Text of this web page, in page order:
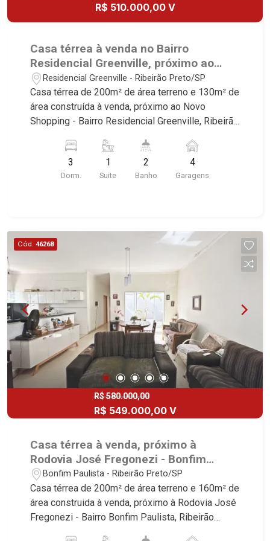
R$ 510.000,00 V
Casa térrea à venda no Bairro
Residencial Greenville, próximo ao
Novo Shopping - Ribeirão Preto/SP.
Residencial Greenville - Ribeirão Preto/SP
Casa térrea de 200m² de área terreno e 130m² de
área construída à venda, próximo ao Novo
Shopping - Bairro Residencial Greenville, Ribeirão
imóvel que a Martinelli Imobiliária selecionou
para você: - 200m² de área terreno e 130m² de
área construída - 3 dormitórios sendo 1 suíte -
Martinelli Imobiliária, referência no mercado
imobiliário desde 2000! Avenida João Fiúsa,
3
Dorm.
1
Suite
2
Banho
4
Garagens
Cód. 46268
R$ 580.000,00
R$ 549.000,00 V
Casa térrea à venda, próximo à
Rodovia José Fregonezi - Bonfim
Paulista (Ribeirão Preto/SP).
Bonfim Paulista - Ribeirão Preto/SP
Casa térrea de 200m² de área terreno e 160m² de
área construida à venda, próximo à Rodovia José
Fregonezi - Bairro Bonfim Paulista, Ribeirão